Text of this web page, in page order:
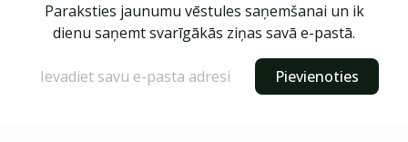
Paraksties jaunumu vēstules saņemšanai un ik
dienu saņemt svarīgākās ziņas savā e-pastā.
Pievienoties